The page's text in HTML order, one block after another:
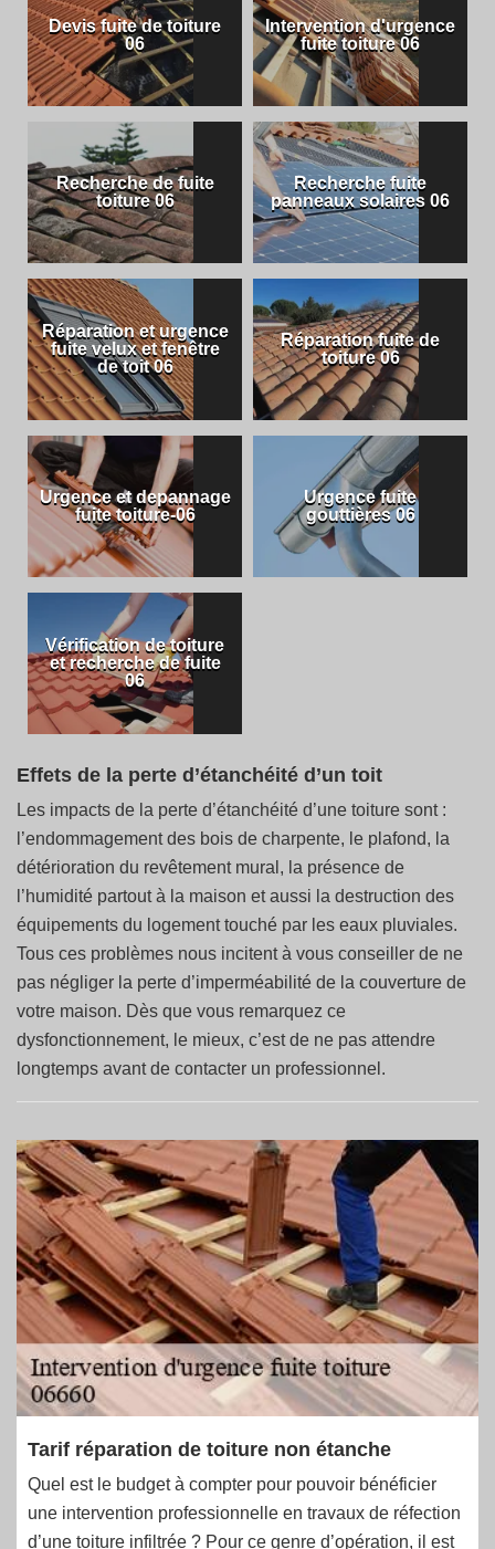
Devis fuite de toiture
06
Intervention d'urgence
fuite toiture 06
Recherche de fuite
toiture 06
Recherche fuite
panneaux solaires 06
Réparation et urgence
fuite velux et fenêtre
de toit 06
Réparation fuite de
toiture 06
Urgence et depannage
fuite toiture-06
Urgence fuite
gouttières 06
Vérification de toiture
et recherche de fuite
06
Effets de la perte d’étanchéité d’un toit
Les impacts de la perte d’étanchéité d’une toiture sont :
l’endommagement des bois de charpente, le plafond, la
détérioration du revêtement mural, la présence de
l’humidité partout à la maison et aussi la destruction des
équipements du logement touché par les eaux pluviales.
Tous ces problèmes nous incitent à vous conseiller de ne
pas négliger la perte d’imperméabilité de la couverture de
votre maison. Dès que vous remarquez ce
dysfonctionnement, le mieux, c’est de ne pas attendre
longtemps avant de contacter un professionnel.
Tarif réparation de toiture non étanche
Quel est le budget à compter pour pouvoir bénéficier
une intervention professionnelle en travaux de réfection
d’une toiture infiltrée ? Pour ce genre d’opération, il est